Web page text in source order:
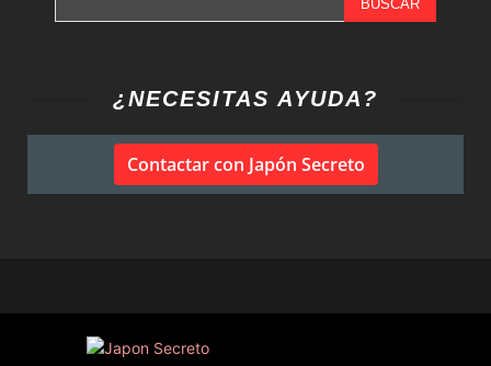
BUSCAR
¿NECESITAS AYUDA?
Contactar con Japón Secreto